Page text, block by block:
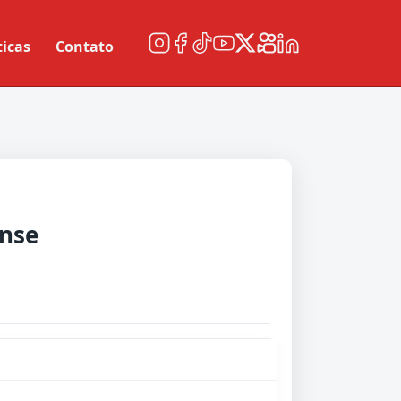
Contato